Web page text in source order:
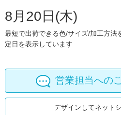
8月20日(木)
最短で出荷できる色/サイズ/加工方法
定日を表示しています
営業担当への
デザインしてネット